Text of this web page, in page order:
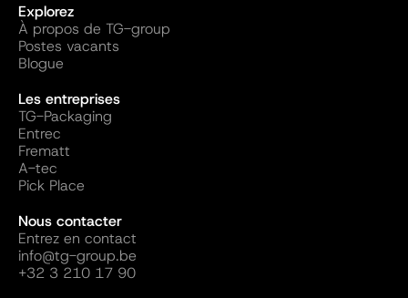
Explorez
À propos de TG-group
Postes vacants
Blogue
Les entreprises
TG-Packaging
Entrec
Frematt
A-tec
Pick Place
Nous contacter
Entrez en contact
info@tg-group.be
+32 3 210 17 90